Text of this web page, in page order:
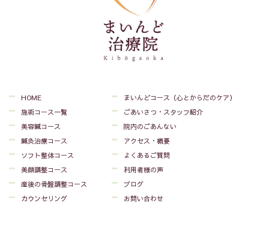
HOME
施術コース一覧
美容鍼コース
鍼灸治療コース
ソフト整体コース
美顔調整コース
産後の骨盤調整コース
カウンセリング
まいんどコース（心とからだのケア）
ごあいさつ・スタッフ紹介
院内のごあんない
アクセス・概要
よくあるご質問
利用者様の声
ブログ
お問い合わせ